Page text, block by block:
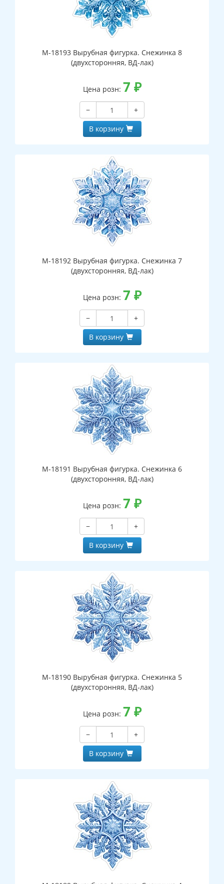
М-18193 Вырубная фигурка. Снежинка 8
(двухсторонняя, ВД-лак)
Цена розн: 7 ₽
−
+
В корзину
М-18192 Вырубная фигурка. Снежинка 7
(двухсторонняя, ВД-лак)
Цена розн: 7 ₽
−
+
В корзину
М-18191 Вырубная фигурка. Снежинка 6
(двухсторонняя, ВД-лак)
Цена розн: 7 ₽
−
+
В корзину
М-18190 Вырубная фигурка. Снежинка 5
(двухсторонняя, ВД-лак)
Цена розн: 7 ₽
−
+
В корзину